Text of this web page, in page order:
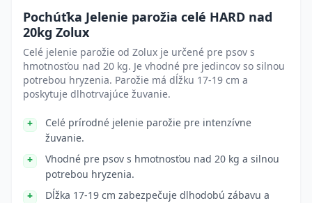
Pochúťka Jelenie parožia celé HARD nad
20kg Zolux
Celé jelenie parožie od Zolux je určené pre psov s
hmotnosťou nad 20 kg. Je vhodné pre jedincov so silnou
potrebou hryzenia. Parožie má dĺžku 17-19 cm a
poskytuje dlhotrvajúce žuvanie.
Celé prírodné jelenie parožie pre intenzívne
žuvanie.
Vhodné pre psov s hmotnosťou nad 20 kg a silnou
potrebou hryzenia.
Dĺžka 17-19 cm zabezpečuje dlhodobú zábavu a